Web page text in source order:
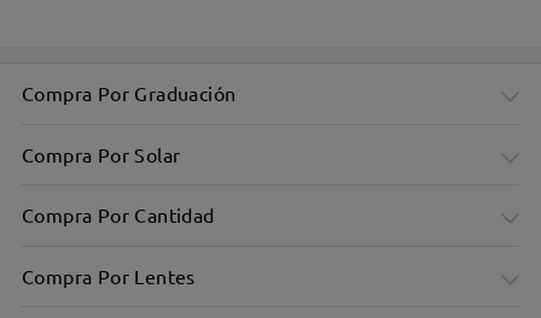
Compra Por Graduación
Compra Por Solar
Compra Por Cantidad
Compra Por Lentes